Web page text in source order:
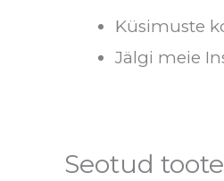
Küsimuste
Jälgi meie
Seotud